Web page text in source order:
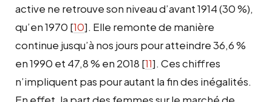
active ne retrouve son niveau d’avant 1914 (30 %),
qu’en 1970 [10]. Elle remonte de manière
continue jusqu’à nos jours pour atteindre 36,6 %
en 1990 et 47,8 % en 2018 [11]. Ces chiffres
n’impliquent pas pour autant la fin des inégalités.